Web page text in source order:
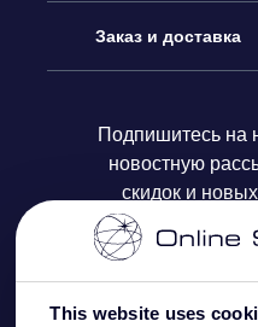
This website uses
Блог
Отзывы
Подарочный набор
Подарочная карта
Корпоративные
Звездный реестр
One Million Stars
OSR Starsaver
Заказ и доставка
Платежная
Информация по
Политика возврата
Подпишитесь
новостную
скидок и